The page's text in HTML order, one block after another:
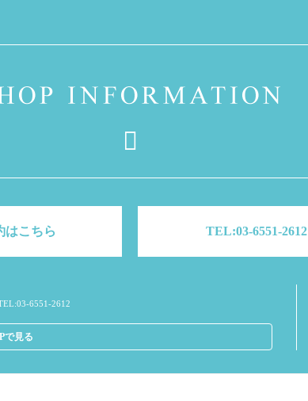
はこちら TEL:03-6551-2612
6551-2612
で見る